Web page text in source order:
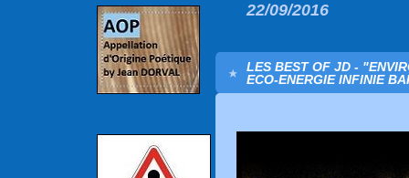
22/09/2016
LES BEST OF JD -
ECO-ENERGIE INFINIE